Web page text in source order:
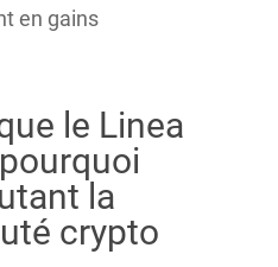
en gains
le Linea
la
crypto